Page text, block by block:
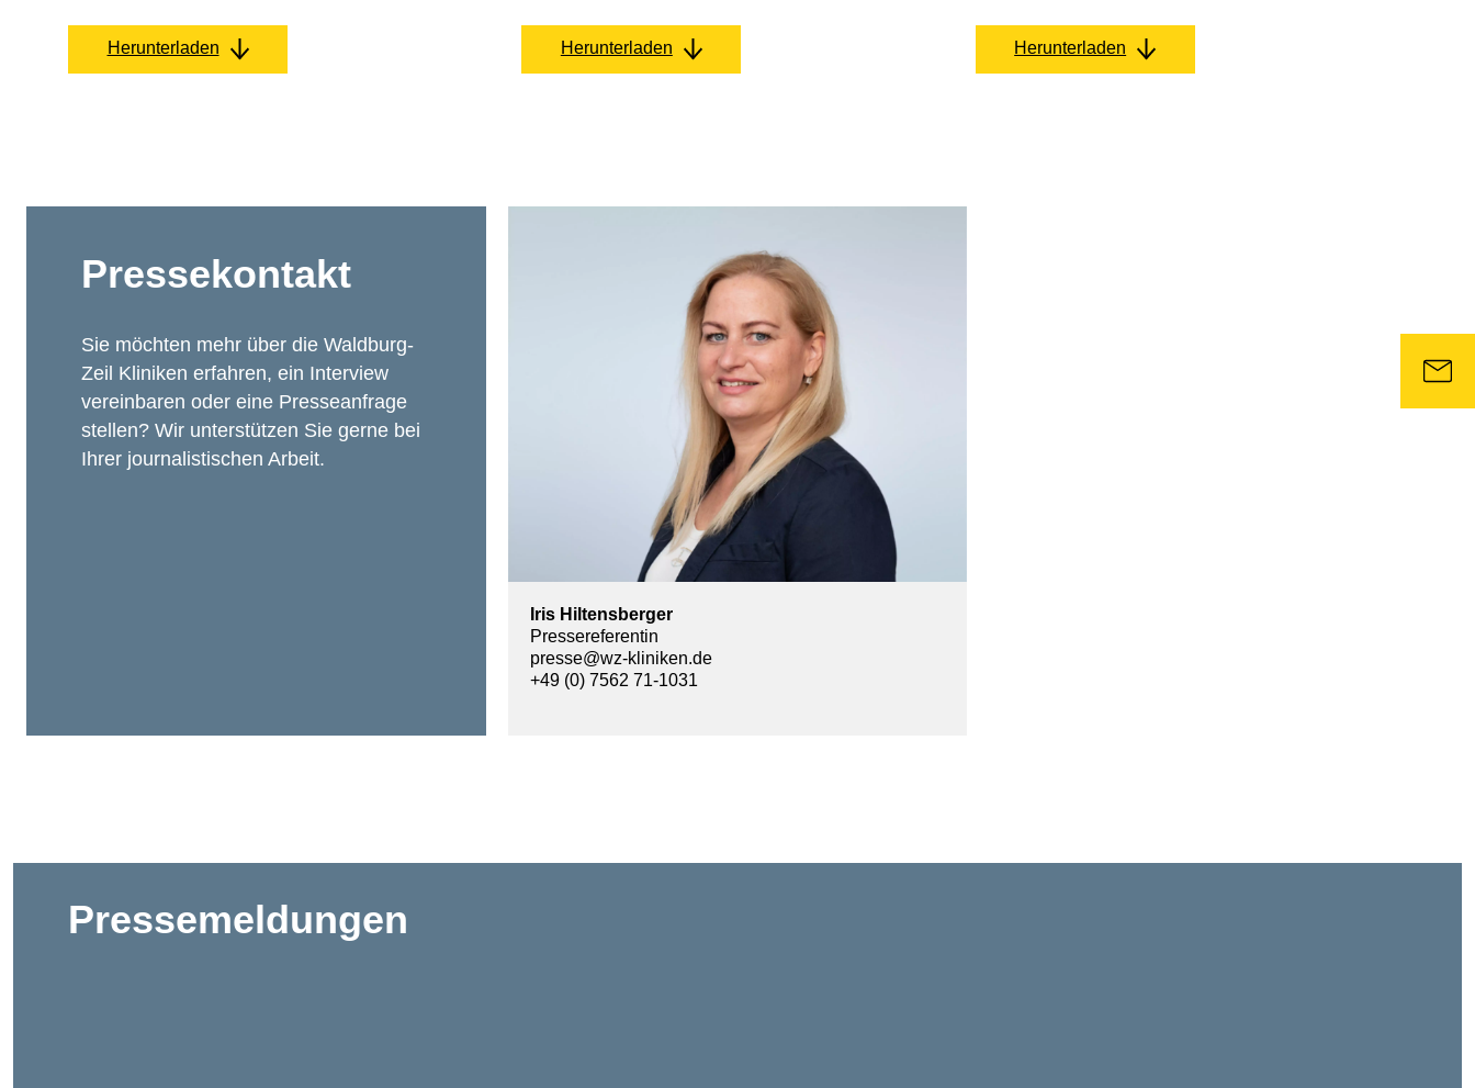
Herunterladen Herunterladen Herunterladen
Pressekontakt
Sie möchten mehr über die Waldburg-
Zeil Kliniken erfahren, ein Interview
vereinbaren oder eine Presseanfrage
stellen? Wir unterstützen Sie gerne bei
Ihrer journalistischen Arbeit.
Iris Hiltensberger
Pressereferentin
presse@wz-kliniken.de
+49 (0) 7562 71-1031
Pressemeldungen